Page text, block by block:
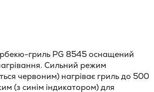
гриль PG 8545 оснащений
Сильний режим
червоним) нагріває гриль до 500
(з синім індикатором) для